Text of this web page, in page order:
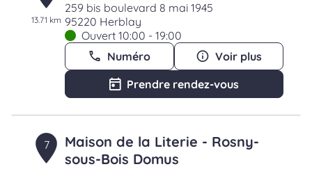
13.71 km
259 bis boulevard 8 mai 1945
95220 Herblay
Ouvert 10:00 - 19:00
Numéro
Voir plus
Prendre rendez-vous
7
Maison de la Literie - Rosny-
sous-Bois Domus